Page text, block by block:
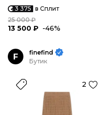
3 375 в Сплит
25 000 ₽
13 500 ₽ -46%
F
finefind
Бутик
2